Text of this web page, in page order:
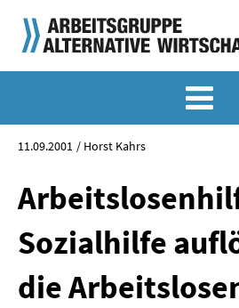
KLASSIKER
SONDERVERÖFFENTLICHUNGEN
LANGFASSUNGEN ZU DEN
11.09.2001 Horst Kahrs
Sozialhilfe
die